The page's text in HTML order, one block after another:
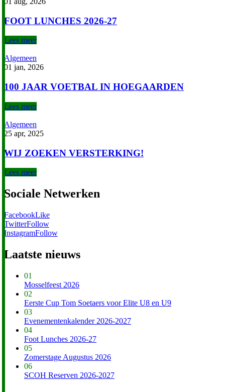
FOOT LUNCHES 2026-27
Lees meer
Algemeen
01 jan, 2026
100 JAAR VOETBAL IN HOEGAARDEN
Lees meer
Algemeen
25 apr, 2025
WIJ ZOEKEN VERSTERKING!
Lees meer
Sociale Netwerken
FacebookLike
TwitterFollow
InstagramFollow
Laatste nieuws
01
Mosselfeest 2026
02
Eerste Cup Tom Soetaers voor Elite U8 en U9
03
Evenementenkalender 2026-2027
04
Foot Lunches 2026-27
05
Zomerstage Augustus 2026
06
SCOH Reserven 2026-2027